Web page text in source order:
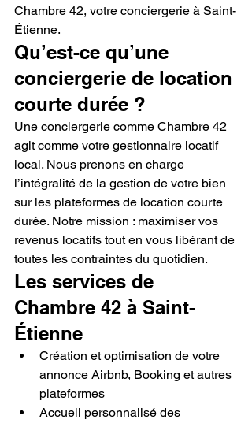
Chambre 42, votre conciergerie à Saint-
Étienne.
Qu’est-ce qu’une
conciergerie de location
courte durée ?
Une conciergerie comme Chambre 42
agit comme votre gestionnaire locatif
local. Nous prenons en charge
l’intégralité de la gestion de votre bien
sur les plateformes de location courte
durée. Notre mission : maximiser vos
revenus locatifs tout en vous libérant de
toutes les contraintes du quotidien.
Les services de
Chambre 42 à Saint-
Étienne
Création et optimisation de votre
annonce Airbnb, Booking et autres
plateformes
Accueil personnalisé des